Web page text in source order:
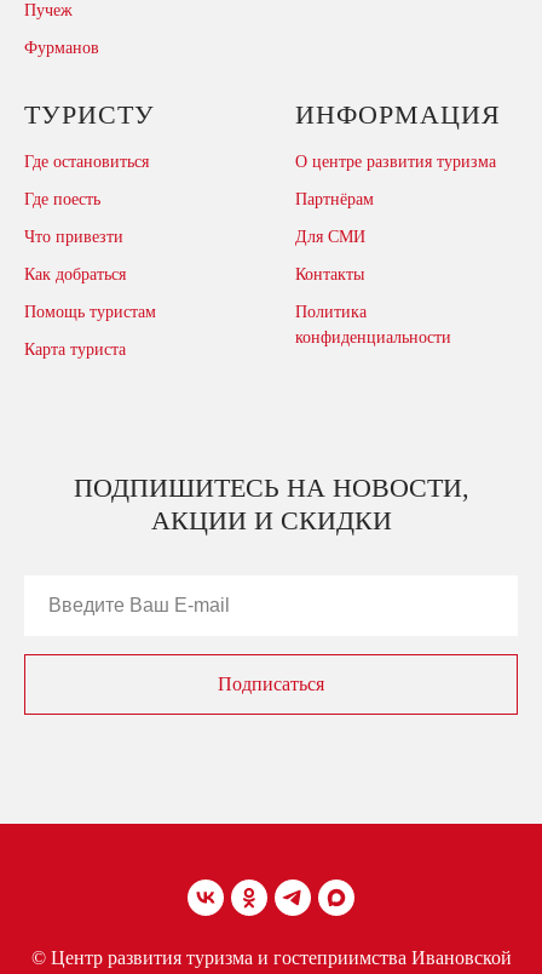
Пучеж
Фурманов
ТУРИСТУ
Где остановиться
Где поесть
Что привезти
Как добраться
Помощь туристам
Карта туриста
ИНФОРМАЦИЯ
О центре развития туризма
Партнёрам
Для СМИ
Контакты
Политика
конфиденциальности
ПОДПИШИТЕСЬ НА НОВОСТИ,
АКЦИИ И СКИДКИ
Подписаться
© Центр развития туризма и гостеприимства Ивановской